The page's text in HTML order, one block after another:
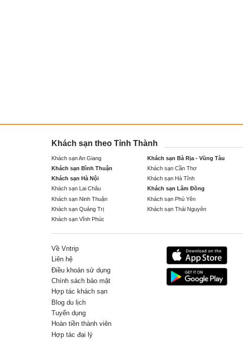
Khách sạn theo Tỉnh Thành
Khách sạn An Giang Khách sạn Bà Rịa - Vũng Tàu
Khách sạn Bình Thuận
Khách sạn Cần Thơ
Khách sạn Hà Nội
Khách sạn Hà Tĩnh
Khách sạn Lai Châu
Khách sạn Lâm Đồng
Khách sạn Ninh Thuận
Khách sạn Phú Yên
Khách sạn Quảng Trị
Khách sạn Thái Nguyên
Khách sạn Vĩnh Phúc
Về Vntrip
Liên hệ
Điều khoản sử dụng
Chính sách bảo mật
Hợp tác khách sạn
Blog du lịch
Tuyển dụng
Hoàn tiền thành viên
Hợp tác đại lý